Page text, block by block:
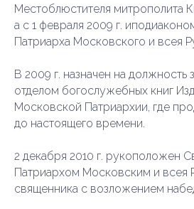
Местоблюстителя митрополита
а с 1 февраля 2009 г.
Патриарха Московского и всея
В 2009 г. назначен на должность
отделом богослужебных книг
Московской Патриархии, где
до настоящего времени.
2 декабря 2010 г. рукоположен
Патриархом Московским и всея
священника с возложением